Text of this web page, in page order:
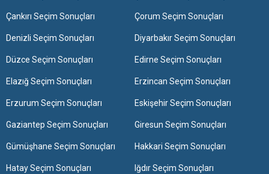
Çankırı Seçim Sonuçları Çorum Seçim Sonuçları
Denizli Seçim Sonuçları Diyarbakır Seçim Sonuçları
Düzce Seçim Sonuçları Edirne Seçim Sonuçları
Elazığ Seçim Sonuçları Erzincan Seçim Sonuçları
Erzurum Seçim Sonuçları Eskişehir Seçim Sonuçları
Gaziantep Seçim Sonuçları Giresun Seçim Sonuçları
Gümüşhane Seçim Sonuçları Hakkari Seçim Sonuçları
Hatay Seçim Sonuçları Iğdır Seçim Sonuçları